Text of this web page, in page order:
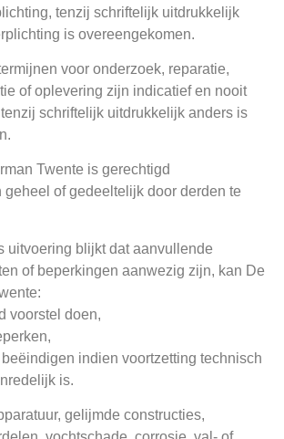
tenzij schriftelijk uitdrukkelijk
is overeengekomen.
voor onderzoek, reparatie,
of oplevering zijn indicatief en nooit
schriftelijk uitdrukkelijk anders is
Twente is gerechtigd
geheel of gedeeltelijk door derden te
uitvoering blijkt dat aanvullende
of beperkingen aanwezig zijn, kan De
voorstel doen,
indien voortzetting technisch
is.
gelijmde constructies,